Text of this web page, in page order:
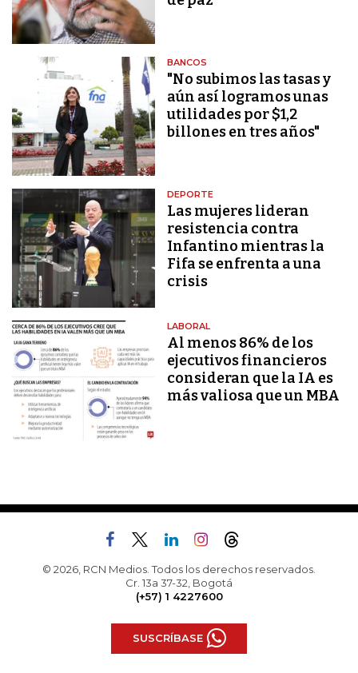
BANCOS
"No subimos las tasas y
aún así logramos unas
utilidades por $1,2
billones en tres años"
DEPORTE
Las mujeres lideran
resistencia contra
Infantino mientras la
Fifa se enfrenta a una
crisis
LABORAL
Al menos 86% de los
ejecutivos financieros
consideran que la IA es
más valiosa que un MBA
© 2026, RCN Medios. Todos los derechos reservados.
Cr. 13a 37-32, Bogotá
(+57) 1 4227600
SUSCRÍBASE